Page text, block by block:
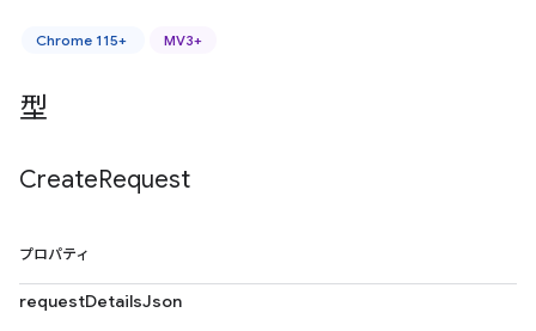
Chrome 115+ MV3+
型
CreateRequest
プロパティ
requestDetailsJson